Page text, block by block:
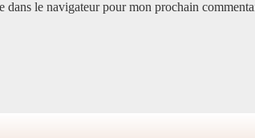
le navigateur pour mon prochain